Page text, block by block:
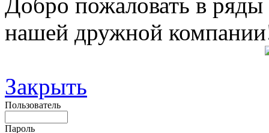
нашей дружной
Закрыть
Пользователь
Пароль